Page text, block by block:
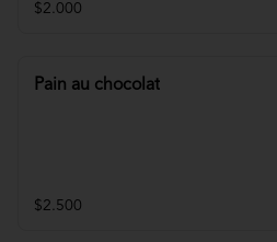
$2.000
Pain au chocolat
$2.500